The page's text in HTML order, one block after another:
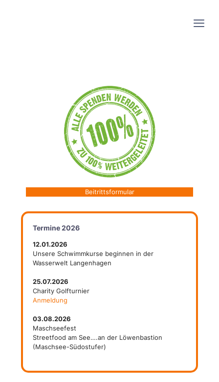
Beitrittsformular
Termine 2026
12.01.2026
Unsere Schwimmkurse beginnen in der
Wasserwelt Langenhagen
25.07.2026
Charity Golfturnier
Anmeldung
03.08.2026
Maschseefest
Streetfood am See….an der Löwenbastion
(Maschsee-Südostufer)